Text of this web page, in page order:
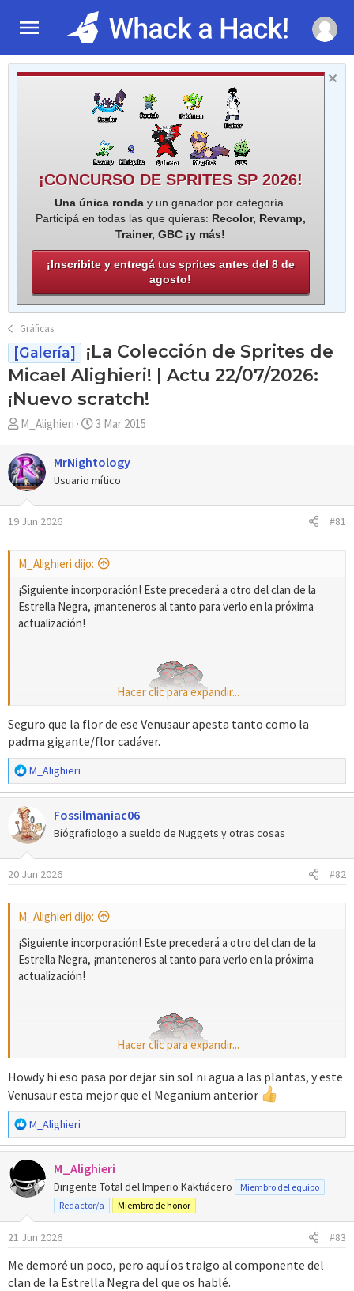
¡CONCURSO DE SPRITES SP 2026!
Una única ronday un ganador por categoría.
Participá en todas las que quieras: Recolor, Revamp,
Trainer, GBC ¡y más!
¡Inscribite y entregá tus sprites antes del 8 de
agosto!
Gráficas
[Galería]
¡La Colección de Sprites de
Micael Alighieri! | Actu 22/07/2026:
¡Nuevo scratch!
A
t
o
r
M_Alighieri
F
c
a
d
n
c
i
3 Mar 2015
MrNightology
Usuario mítico
19 Jun 2026 #81
M_Alighieri dijo:
¡Siguiente incorporación! Este precederá a otro del clan de la
Estrella Negra, ¡manteneros al tanto para verlo en la próxima
actualización!
Hacer clic para expandir...
Seguro que la flor de ese Venusaur apesta tanto como la
padma gigante/flor cadáver.
R
e
a
c
c
i
o
n
:
M_Alighieri
Fossilmaniac06
Biógrafiologo a sueldo de Nuggets y otras cosas
20 Jun 2026 #82
M_Alighieri dijo:
¡Siguiente incorporación! Este precederá a otro del clan de la
Estrella Negra, ¡manteneros al tanto para verlo en la próxima
actualización!
Nombre: Demon Venusaur​
Hacer clic para expandir...
Howdy hi eso pasa por dejar sin sol ni agua a las plantas, y este
Venusaur esta mejor que el Meganium anterior
R
e
a
c
i
e
s
:
M_Alighieri
M_Alighieri
Dirigente Total del Imperio Kaktiácero
Miembro del equipo
Redactor/a
Miembro de honor
21 Jun 2026 #83
Me demoré un poco, pero aquí os traigo al componente del
clan de la Estrella Negra del que os hablé.